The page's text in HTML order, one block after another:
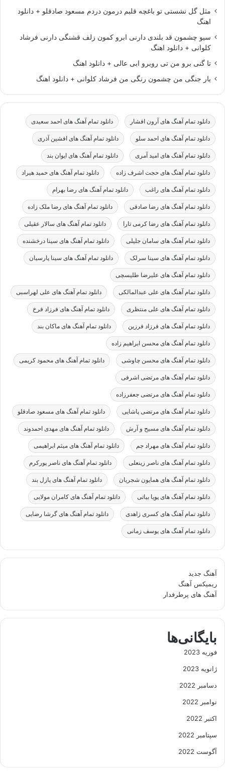
مثل گل نشستی تو باغچه قلبم درمون دردم مسعود صادقلو + دانلود
اهنگ
سیو چشمون قد بلندی دارنی ابرو کمون زلف قشنگی دارنی فرشاد
کلوانی + دانلود اهنگ
تا گنی برو من تی روبرو ابی عالی + دانلود اهنگ
یار جنگی من چشمون رنگی من فرشاد کلوانی + دانلود اهنگ
دانلود تمام آهنگ های آرون افشار دانلود تمام آهنگ های احمد سعیدی
دانلود تمام آهنگ های احمد سلو دانلود تمام آهنگ های افشین آذری
دانلود تمام آهنگ های امید آمری دانلود تمام آهنگ های ایوان بند
دانلود تمام آهنگ های حجت اشرف زاده دانلود تمام آهنگ های حمید هیراد
دانلود تمام آهنگ های راغب دانلود تمام آهنگ های رضا بهرام
دانلود تمام آهنگ های رضا صادقی دانلود تمام آهنگ های رضا ملک زاده
دانلود تمام آهنگ های رضا کرمی تارا دانلود تمام آهنگ های سالار عقیلی
دانلود تمام آهنگ های سامان جلیلی دانلود تمام آهنگ های سینا درخشنده
دانلود تمام آهنگ های سینا سرلک دانلود تمام آهنگ های سینا پارسیان
دانلود تمام آهنگ های علیرضا طلیسچی
دانلود تمام آهنگ های علی عبدالمالکی دانلود تمام آهنگ های علی لهراسبی
دانلود تمام آهنگ های علی منتظری دانلود تمام آهنگ های فرزاد فرخ
دانلود تمام آهنگ های فرزاد فرزین دانلود تمام آهنگ های ماکان بند
دانلود تمام آهنگ های محسن ابراهیم زاده
دانلود تمام آهنگ های محسن چاوشی دانلود تمام آهنگ های محمود کریمی
دانلود تمام آهنگ های مرتضی اشرفی
دانلود تمام آهنگ های مرتضی جعفرزاده
دانلود تمام آهنگ های مرتضی پاشایی دانلود تمام آهنگ های مسعود صادقلو
دانلود تمام آهنگ های مسیح و آرش دانلود تمام آهنگ های مهدی احمدوند
دانلود تمام آهنگ های مهراد جم دانلود تمام آهنگ های میثم ابراهیمی
دانلود تمام آهنگ های ناصر زینعلی دانلود تمام آهنگ های ناصر پورکرم
دانلود تمام آهنگ های همایون شجریان دانلود تمام آهنگ های پازل بند
دانلود تمام آهنگ های پویا بیاتی دانلود تمام آهنگ های کامران مولایی
دانلود تمام آهنگ های کسری زاهدی دانلود تمام آهنگ های گرشا رضایی
دانلود تمام آهنگ های یوسف زمانی
آهنگ جدید
ریمیکس آهنگ
آهنگ های پرطرفدار
بایگانی‌ها
فوریه 2023
ژانویه 2023
دسامبر 2022
نوامبر 2022
اکتبر 2022
سپتامبر 2022
آگوست 2022